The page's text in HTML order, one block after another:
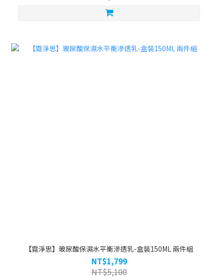
【霓淨思】玻尿酸保濕水平衡滲透乳-盒裝150ML 兩件組
NT$1,799
NT$5,100